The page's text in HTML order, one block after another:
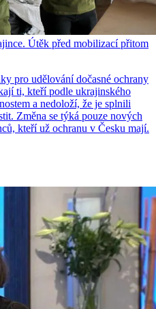
Útěk před mobilizací přitom
pro udělování dočasné ochrany
ti, kteří podle ukrajinského
a nedoloží, že je splnili
Změna se týká pouze nových
kteří už ochranu v Česku mají.